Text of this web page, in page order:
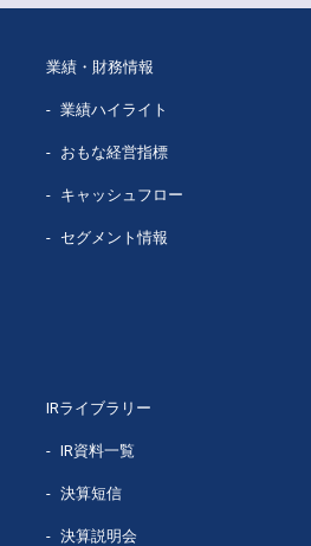
業績・財務情報
業績ハイライト
おもな経営指標
キャッシュフロー
セグメント情報
IRライブラリー
IR資料一覧
決算短信
決算説明会